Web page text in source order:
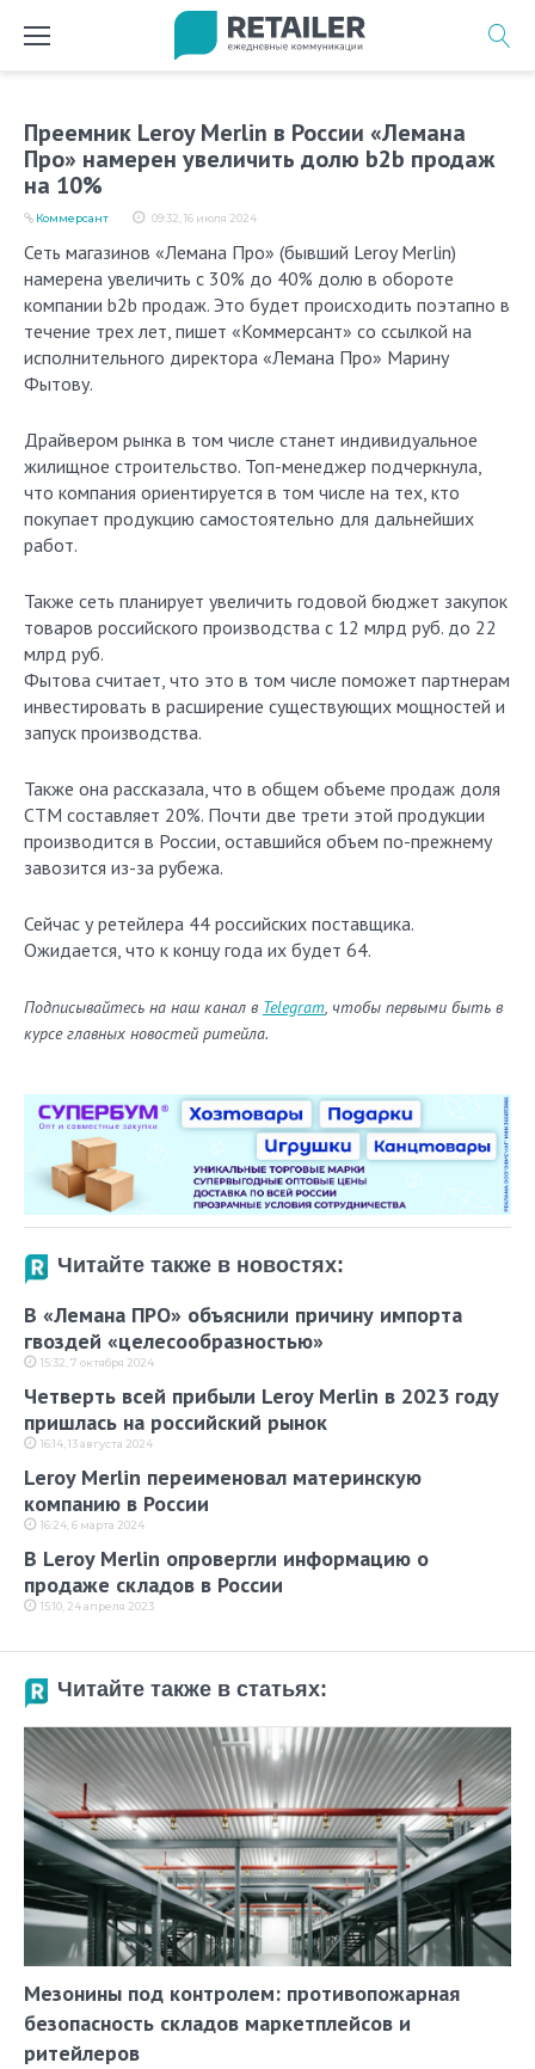
Преемник Leroy Merlin в России «Лемана
Про» намерен увеличить долю b2b продаж
на 10%
09:32, 16 июля 2024
Коммерсант
Сеть магазинов «Лемана Про» (бывший Leroy Merlin)
намерена увеличить с 30% до 40% долю в обороте
компании b2b продаж. Это будет происходить поэтапно в
течение трех лет, пишет «Коммерсант» со ссылкой на
исполнительного директора «Лемана Про» Марину
Фытову.
Драйвером рынка в том числе станет индивидуальное
жилищное строительство. Топ-менеджер подчеркнула,
что компания ориентируется в том числе на тех, кто
покупает продукцию самостоятельно для дальнейших
работ.
Также сеть планирует увеличить годовой бюджет закупок
товаров российского производства с 12 млрд руб. до 22
млрд руб.
Фытова считает, что это в том числе поможет партнерам
инвестировать в расширение существующих мощностей и
запуск производства.
Также она рассказала, что в общем объеме продаж доля
СТМ составляет 20%. Почти две трети этой продукции
производится в России, оставшийся объем по-прежнему
завозится из-за рубежа.
Сейчас у ретейлера 44 российских поставщика.
Ожидается, что к концу года их будет 64.
Подписывайтесь на наш канал в Telegram, чтобы первыми быть в
курсе главных новостей ритейла.
Читайте также в новостях:
В «Лемана ПРО» объяснили причину импорта
гвоздей «целесообразностью»
15:32, 7 октября 2024
Четверть всей прибыли Leroy Merlin в 2023 году
пришлась на российский рынок
16:14, 13 августа 2024
Leroy Merlin переименовал материнскую
компанию в России
16:24, 6 марта 2024
В Leroy Merlin опровергли информацию о
продаже складов в России
15:10, 24 апреля 2023
Читайте также в статьях:
Мезонины под контролем: противопожарная
безопасность складов маркетплейсов и
ритейлеров